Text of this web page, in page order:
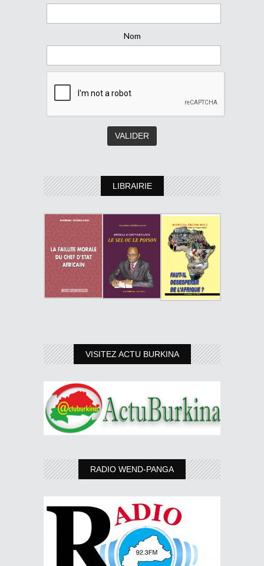
Nom
LIBRAIRIE
VISITEZ ACTU BURKINA
RADIO WEND-PANGA